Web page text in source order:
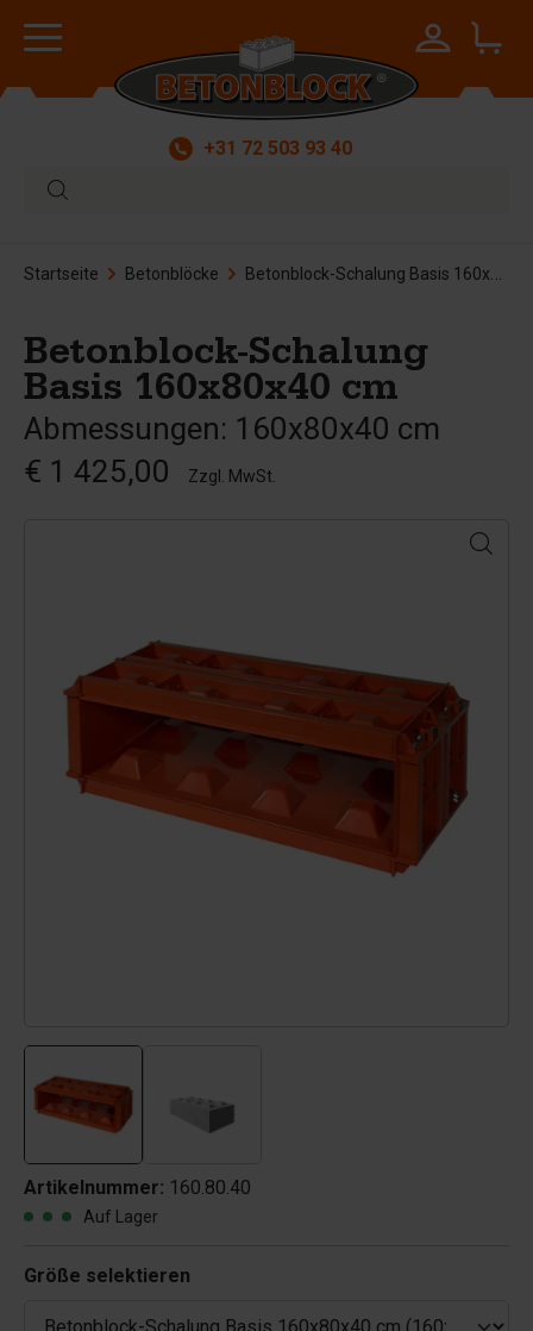
+31 72 503 93 40
Startseite Betonblöcke Betonblock-Schalung Basis 160x80x40 cm
Betonblock-Schalung
Basis 160x80x40 cm
Abmessungen: 160x80x40 cm
€ 1 425,00
Zzgl. MwSt.
Artikelnummer: 160.80.40
Auf Lager
Größe selektieren